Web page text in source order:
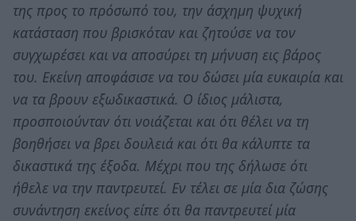
της προς το πρόσωπό του, την άσχημη ψυχική
κατάσταση που βρισκόταν και ζητούσε να τον
συγχωρέσει και να αποσύρει τη μήνυση εις βάρος
του. Εκείνη αποφάσισε να του δώσει μία ευκαιρία και
να τα βρουν εξωδικαστικά. Ο ίδιος μάλιστα,
προσποιούνταν ότι νοιάζεται και ότι θέλει να τη
βοηθήσει να βρει δουλειά και ότι θα κάλυπτε τα
δικαστικά της έξοδα. Μέχρι που της δήλωσε ότι
ήθελε να την παντρευτεί. Εν τέλει σε μία δια ζώσης
συνάντηση εκείνος είπε ότι θα παντρευτεί μία